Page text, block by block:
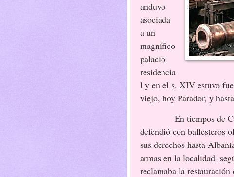
anduvo
asociada
a un
magnífico
palacio
residencia
l y en el s. XIV estuvo
viejo, hoy Parador, y
En tiempos de
defendió con ballesteros
sus derechos hasta
armas en la localidad,
reclamaba la